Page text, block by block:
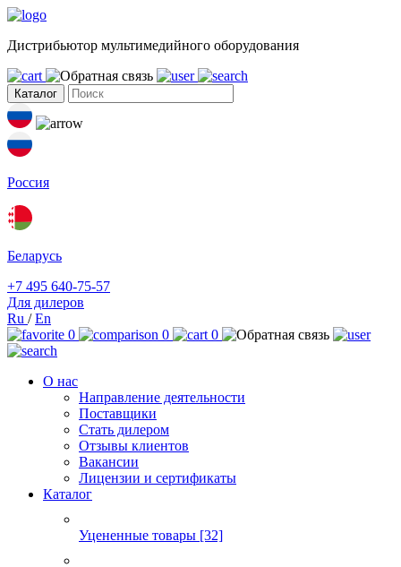
Дистрибьютор мультимедийного оборудования
Каталог
Россия
Беларусь
+7 495 640-75-57
Для дилеров
Ru /En
0
0 0
О нас
Направление деятельности
Поставщики
Стать дилером
Отзывы клиентов
Вакансии
Лицензии и сертификаты
Каталог
Уцененные товары [32]